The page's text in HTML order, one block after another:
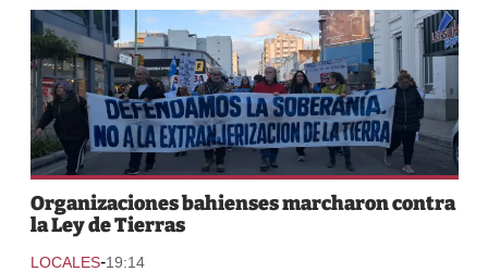
Organizaciones bahienses marcharon contra
la Ley de Tierras
LOCALES-19:14